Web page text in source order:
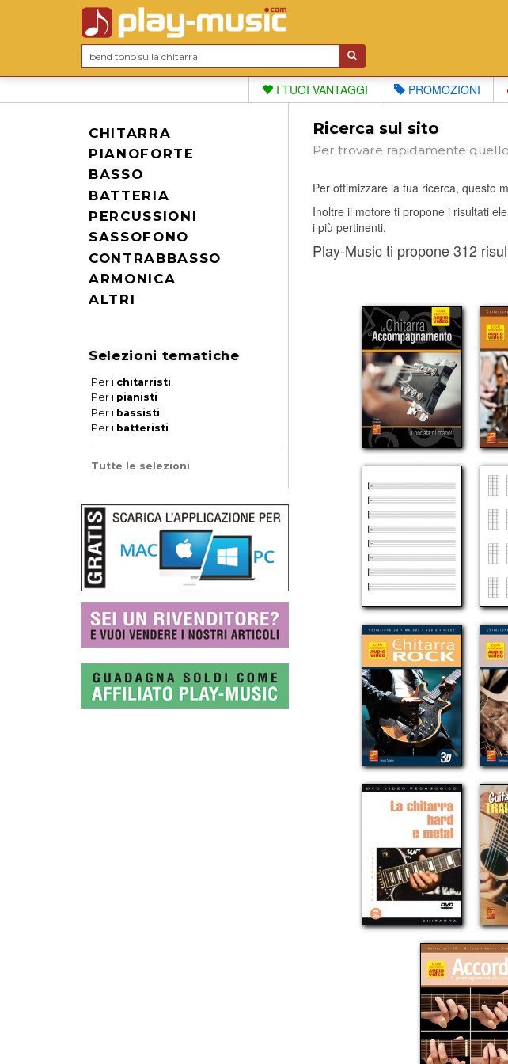
I TUOI VANTAGGI PROMOZIONI
CHITARRA
PIANOFORTE
BASSO
BATTERIA
PERCUSSIONI
SASSOFONO
CONTRABBASSO
ARMONICA
ALTRI
Selezioni tematiche
Per i chitarristi
Per i pianisti
Per i bassisti
Per i batteristi
Tutte le selezioni
Ricerca sul sito
Per trovare rapidamente
Per ottimizzare la tua ricerca, questo
Inoltre il motore ti propone i risultati
i più pertinenti.
Play-Music ti propone 312